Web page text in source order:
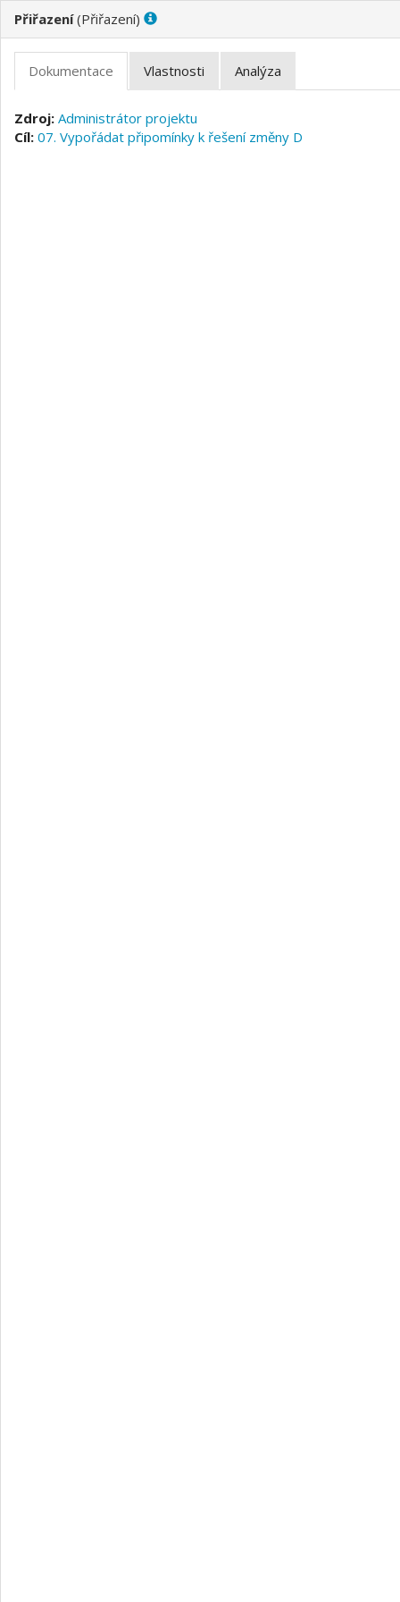
( )
Administrátor projektu
07. Vypořádat připomínky k řešení změny D